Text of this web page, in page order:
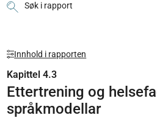
Søk i rapport
Innhold i rapporten
Kapittel 4.3
Ettertrening og
språkmodellar